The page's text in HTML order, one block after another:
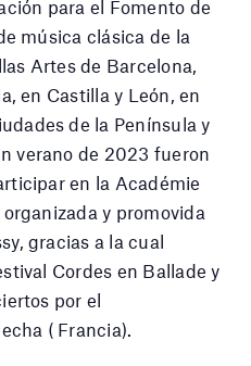
para el Fomento de
música clásica de la
Artes de Barcelona,
en Castilla y León, en
de la Península y
verano de 2023 fueron
en la Académie
y promovida
gracias a la cual
Cordes en Ballade y
por el
( Francia).